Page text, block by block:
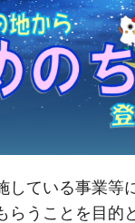
している事業等
うことを目的